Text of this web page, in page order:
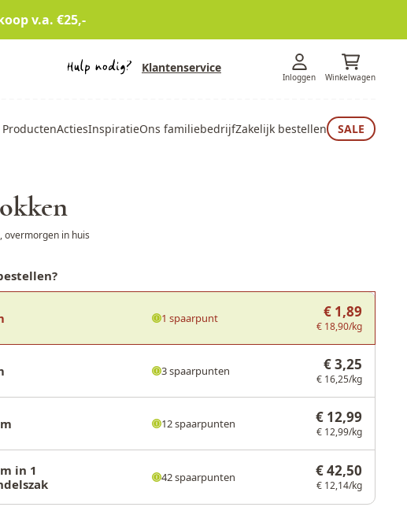
v.a. €25,-
Klantenservice
Inloggen Winkelwagen
ProductenActiesInspiratieOns familiebedrijfZakelijk bestellen SALE
overmorgen in huis
1 spaarpunt € 1,89
€ 18,90/kg
3 spaarpunten € 3,25
€ 16,25/kg
12 spaarpunten € 12,99
€ 12,99/kg
in 1
42 spaarpunten € 42,50
€ 12,14/kg